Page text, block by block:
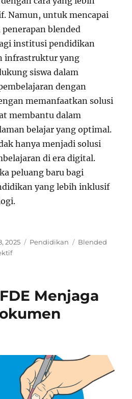
Namun, untuk mencapai
blended
institusi pendidikan
infrastruktur yang
siswa dalam
dengan
memanfaatkan solusi
membantu dalam
belajar yang optimal.
hanya menjadi solusi
di era digital.
peluang baru bagi
yang lebih inklusif
2025 Categories
Pendidikan Tags
Blended
Menjaga